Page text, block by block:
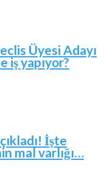
Üyesi Adayı
iş yapıyor?
İşte
mal varlığı…